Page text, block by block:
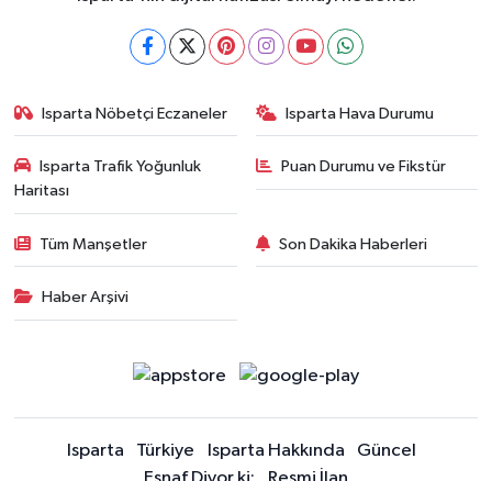
Isparta Nöbetçi Eczaneler Isparta Hava Durumu
Isparta Trafik Yoğunluk
Haritası
Puan Durumu ve Fikstür
Tüm Manşetler Son Dakika Haberleri
Haber Arşivi
Isparta Türkiye Isparta Hakkında
Güncel